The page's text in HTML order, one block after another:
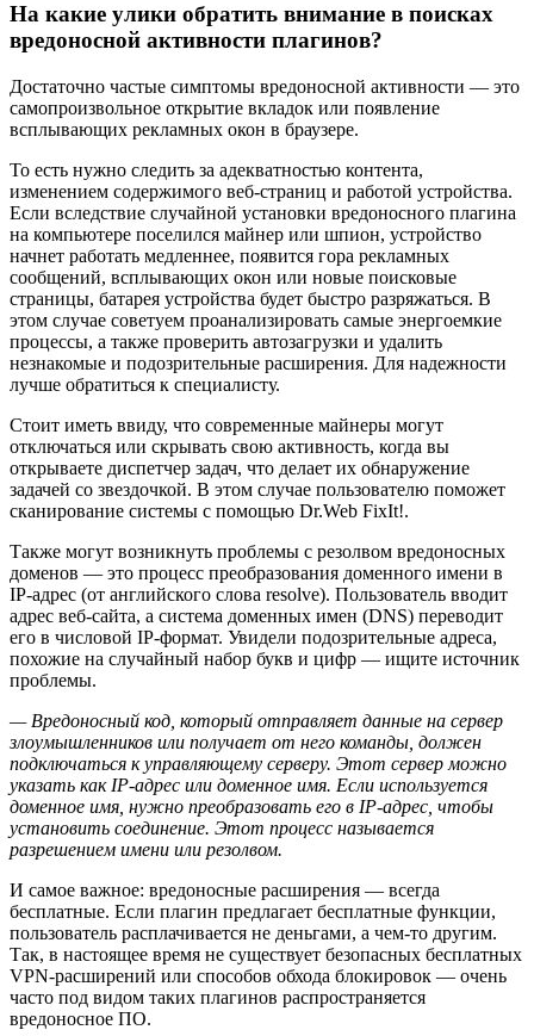
На какие улики обратить внимание в поисках
вредоносной активности плагинов?
Достаточно частые симптомы вредоносной активности — это
самопроизвольное открытие вкладок или появление
всплывающих рекламных окон в браузере.
То есть нужно следить за адекватностью контента,
изменением содержимого веб-страниц и работой устройства.
Если вследствие случайной установки вредоносного плагина
на компьютере поселился майнер или шпион, устройство
начнет работать медленнее, появится гора рекламных
сообщений, всплывающих окон или новые поисковые
страницы, батарея устройства будет быстро разряжаться. В
этом случае советуем проанализировать самые энергоемкие
процессы, а также проверить автозагрузки и удалить
незнакомые и подозрительные расширения. Для надежности
лучше обратиться к специалисту.
Стоит иметь ввиду, что современные майнеры могут
отключаться или скрывать свою активность, когда вы
открываете диспетчер задач, что делает их обнаружение
задачей со звездочкой. В этом случае пользователю поможет
сканирование системы с помощью Dr.Web FixIt!.
Также могут возникнуть проблемы с резолвом вредоносных
доменов — это процесс преобразования доменного имени в
IP-адрес (от английского слова resolve). Пользователь вводит
адрес веб-сайта, а система доменных имен (DNS) переводит
его в числовой IP-формат. Увидели подозрительные адреса,
похожие на случайный набор букв и цифр — ищите источник
проблемы.
— Вредоносный код, который отправляет данные на сервер
злоумышленников или получает от него команды, должен
подключаться к управляющему серверу. Этот сервер можно
указать как IP-адрес или доменное имя. Если используется
доменное имя, нужно преобразовать его в IP-адрес, чтобы
установить соединение. Этот процесс называется
разрешением имени или резолвом.
И самое важное: вредоносные расширения — всегда
бесплатные. Если плагин предлагает бесплатные функции,
пользователь расплачивается не деньгами, а чем-то другим.
Так, в настоящее время не существует безопасных бесплатных
VPN-расширений или способов обхода блокировок — очень
часто под видом таких плагинов распространяется
вредоносное ПО.